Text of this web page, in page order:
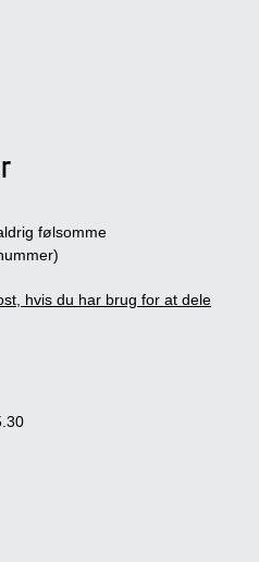
følsomme
hvis du har brug for at dele